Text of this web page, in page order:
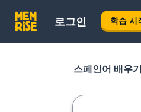
로그인 학습 시
스페인어 배우기